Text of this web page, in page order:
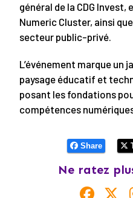
général de la CDG
Numeric Cluster, ainsi
secteur public-privé.
L’événement marque un
paysage éducatif et
posant les fondations
compétences
Share
Ne ratez